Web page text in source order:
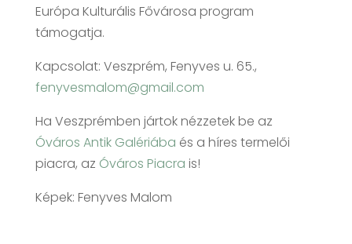
Európa Kulturális Fővárosa program
támogatja.
Kapcsolat: Veszprém, Fenyves u. 65.,
fenyvesmalom@gmail.com
Ha Veszprémben jártok nézzetek be az
Óváros Antik Galériába és a híres termelői
piacra, az Óváros Piacra is!
Képek: Fenyves Malom